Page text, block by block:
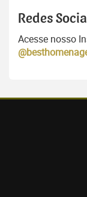
Redes
Acesse nosso